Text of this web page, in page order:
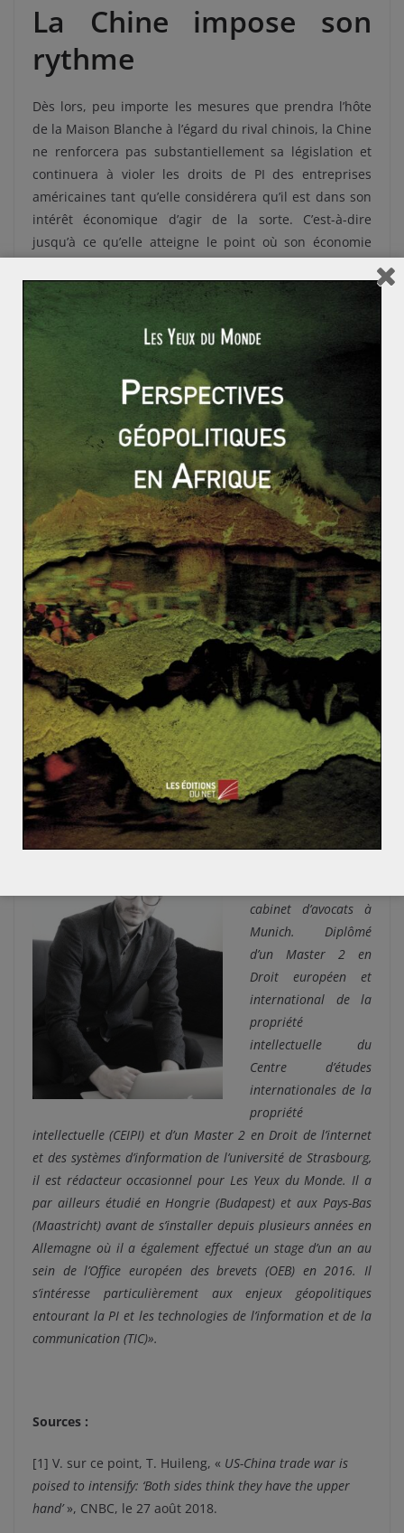
La Chine impose son
rythme
Dès lors, peu importe les mesures que prendra l’hôte
de la Maison Blanche à l’égard du rival chinois, la Chine
ne renforcera pas substantiellement sa législation et
continuera à violer les droits de PI des entreprises
américaines tant qu’elle considérera qu’il est dans son
intérêt économique d’agir de la sorte. C’est-à-dire
jusqu’à ce qu’elle atteigne le point où son économie
n’en tire d’avantages. Certainement, quand un niveau
élevé de protection des droits de propriété
intellectuelle bénéficiera à la majorité de ses
entreprises nationales. En d’autres termes, lorsque son
économie reposera principalement sur la connaissance
et non plus sur l’imitation. D’ici là, la Chine renforcera
graduellement les instruments de sa politique de
propriété intellectuelle, en recherchant l’équilibre avec
son développement économique… à son rythme.
S’il ne fait aucun doute que les Etats-Unis ont toute
légitimité à vouloir défendre les intérêts de leurs
entreprises high-tech, l’instrument contendant que
constitue la hausse des droits de douanes n’est
certainement pas le plus efficace.Selon Paul Goldstein,
professeur de droit de propriété intellectuelle à
l’université de Stanford, «Traiter le problème du pillage
des droits de PI américains en Chine par des sanctions
commerciales équivaut à pratiquer une opération
microchirurgicale à l’aide d’un marteau de forgeron
»[4]
Reste à savoir si Donald Trump sera mener une
diplomatie plus subtile afin de défendre efficacement
les intérêts des géants de la Silicon Valley…
Damien Sabathié
cabinet d’avocats à
Munich. Diplômé
d’un Master 2 en
Droit européen et
international de la
propriété
intellectuelle du
Centre d’études
internationales de la
propriété
intellectuelle (CEIPI) et d’un Master 2 en Droit de l’internet
et des systèmes d’information de l’université de Strasbourg,
il est rédacteur occasionnel pour Les Yeux du Monde. Il a
par ailleurs étudié en Hongrie (Budapest) et aux Pays-Bas
(Maastricht) avant de s’installer depuis plusieurs années en
Allemagne où il a également effectué un stage d’un an au
sein de l’Office européen des brevets (OEB) en 2016. Il
s’intéresse particulièrement aux enjeux géopolitiques
entourant la PI et les technologies de l’information et de la
communication (TIC)».
Sources :
[1] V. sur ce point, T. Huileng, « US-China trade war is
poised to intensify: ‘Both sides think they have the upper
hand’», CNBC, le 27 août 2018.